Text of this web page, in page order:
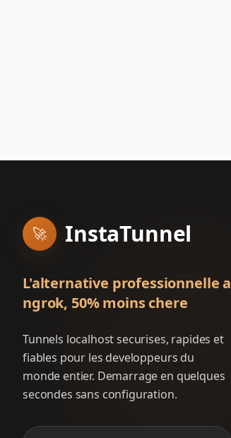
🚀 InstaTunnel
L'alternative professionnelle a
ngrok, 50% moins chere
Tunnels localhost securises, rapides et
fiables pour les developpeurs du
monde entier. Demarrage en quelques
secondes sans configuration.